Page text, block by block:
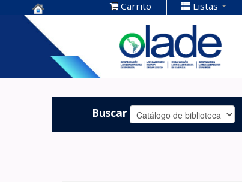
Centro de
Documentación
OLADE -
Carrito Listas
Buscar